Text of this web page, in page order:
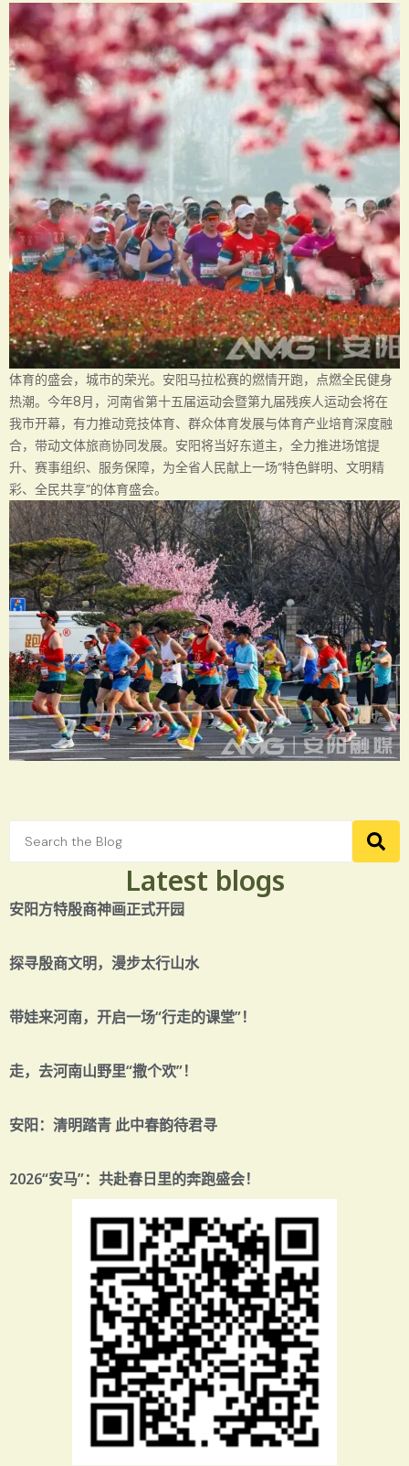
Latest blogs
安阳方特殷商神画正式开园
探寻殷商文明，漫步太行山水
带娃来河南，开启一场“行走的课堂”！
走，去河南山野里“撒个欢”！
安阳：清明踏青 此中春韵待君寻
2026“安马”：共赴春日里的奔跑盛会！
体育的盛会，城市的荣光。安阳马拉松赛的燃情开跑，点燃全民健身
热潮。今年8月，河南省第十五届运动会暨第九届残疾人运动会将在
我市开幕，有力推动竞技体育、群众体育发展与体育产业培育深度融
合，带动文体旅商协同发展。安阳将当好东道主，全力推进场馆提
升、赛事组织、服务保障，为全省人民献上一场“特色鲜明、文明精
彩、全民共享”的体育盛会。